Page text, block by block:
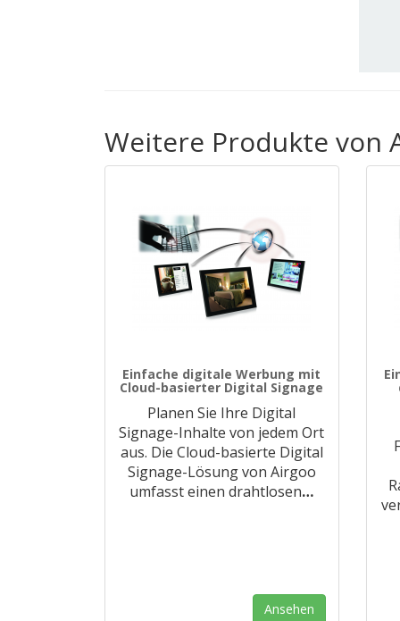
Weitere Produkte von
Einfache digitale Werbung mit
Cloud-basierter Digital Signage
Planen Sie Ihre Digital
Signage-Inhalte von jedem Ort
aus. Die Cloud-basierte Digital
Signage-Lösung von Airgoo
umfasst einen drahtlosen…
Ansehen